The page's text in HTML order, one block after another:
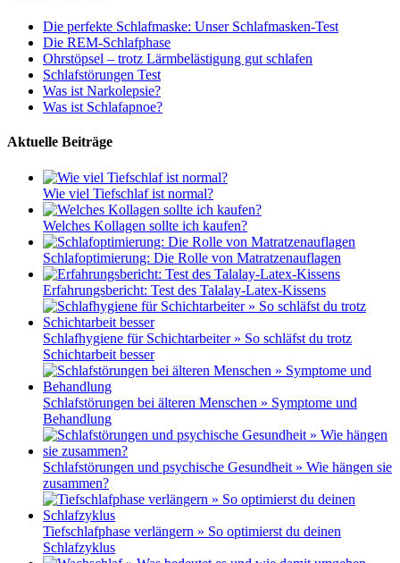
Die perfekte Schlafmaske: Unser Schlafmasken-Test
Die REM-Schlafphase
Ohrstöpsel – trotz Lärmbelästigung gut schlafen
Schlafstörungen Test
Was ist Narkolepsie?
Was ist Schlafapnoe?
Aktuelle Beiträge
Wie viel Tiefschlaf ist normal?
Welches Kollagen sollte ich kaufen?
Schlafoptimierung: Die Rolle von Matratzenauflagen
Erfahrungsbericht: Test des Talalay-Latex-Kissens
Schlafhygiene für Schichtarbeiter » So schläfst du trotz
Schichtarbeit besser
Schlafstörungen bei älteren Menschen » Symptome und
Behandlung
Schlafstörungen und psychische Gesundheit » Wie hängen sie
zusammen?
Tiefschlafphase verlängern » So optimierst du deinen
Schlafzyklus